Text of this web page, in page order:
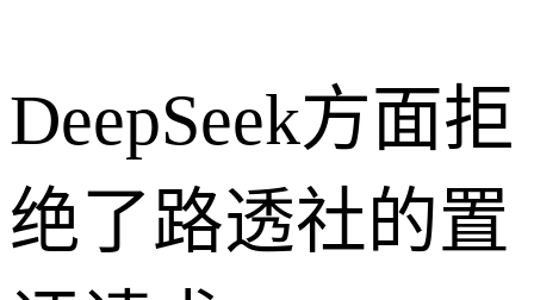
DeepSeek方面拒
绝了路透社的置